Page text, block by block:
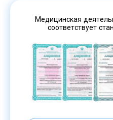
Медицинская
соответствует